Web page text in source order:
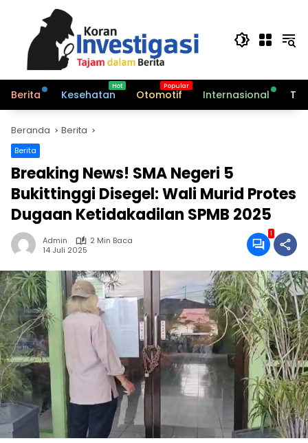
Berita Kesehatan Otomotif Internasional
Beranda Berita
Berita
Breaking News! SMA Negeri 5
Bukittinggi Disegel: Wali Murid Protes
Dugaan Ketidakadilan SPMB 2025
Admin
2 Min Baca
14 Juli 2025
1